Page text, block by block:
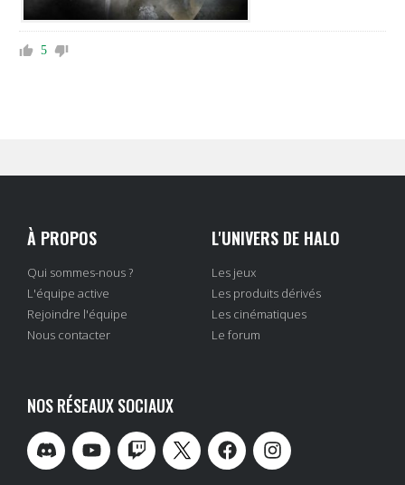
5
À PROPOS
Qui sommes-nous ?
L'équipe active
Rejoindre l'équipe
Nous contacter
L'UNIVERS DE HALO
Les jeux
Les produits dérivés
Les cinématiques
Le forum
NOS RÉSEAUX SOCIAUX